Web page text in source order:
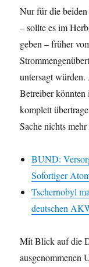
Nur für die
– sollte es im
geben – früher
untersagt
Betreiber könnten
komplett
Sache nichts
BUND:
Sofortiger
Tschernobyl
deutschen
Mit Blick auf die
ausgenommenen